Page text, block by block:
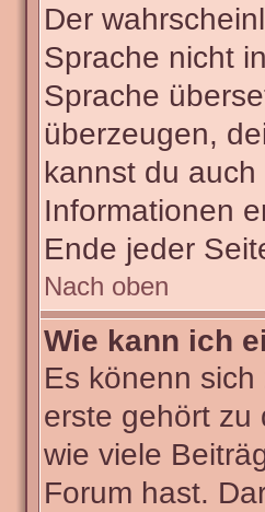
Der
Sprache nicht
Sprache
überzeugen,
kannst du
Informationen
Ende jeder
Nach oben
Wie kann ich
Es könenn
erste gehört zu
wie viele
Forum hast.